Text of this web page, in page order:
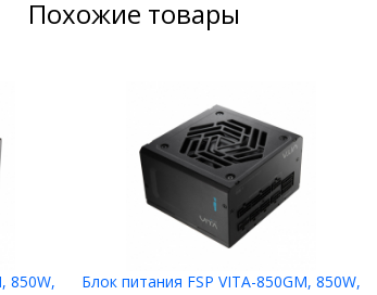
Похожие товары
850W,
Блок питания FSP VITA-850GM, 850W,